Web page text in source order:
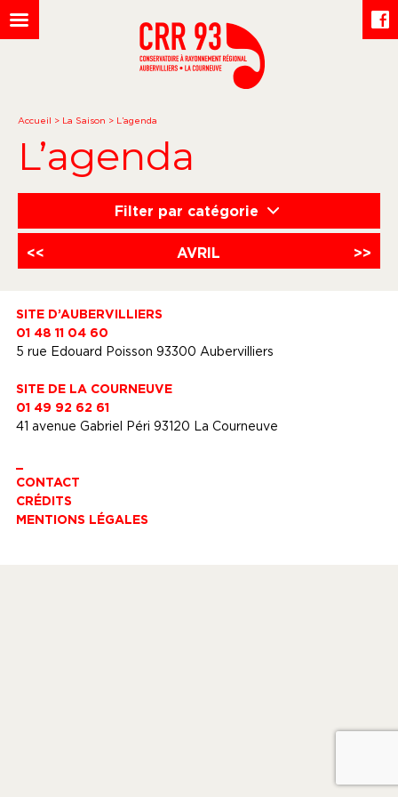
Accueil > La Saison > L’agenda
L’agenda
Filter par catégorie
<< AVRIL >>
SITE D’AUBERVILLIERS
01 48 11 04 60
5 rue Edouard Poisson 93300 Aubervilliers
SITE DE LA COURNEUVE
01 49 92 62 61
41 avenue Gabriel Péri 93120 La Courneuve
CONTACT
CRÉDITS
MENTIONS LÉGALES